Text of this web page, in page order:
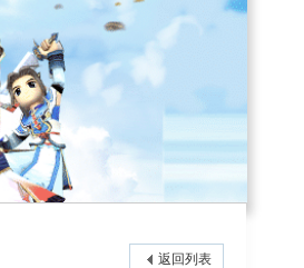
返回列表